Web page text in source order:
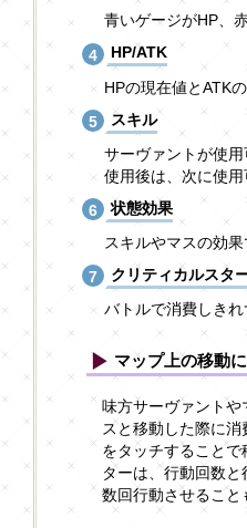
青いゲージがHP、
HP/ATK
HPの現在値とATK
スキル
サーヴァントが使用
使用後は、次に使
状態効果
スキルやマスの効
クリティカルスタ
バトルで消費しき
マップ上の移動
味方サーヴァント
スと移動した際に
をタッチすること
ターは、行動回数
数回行動させること